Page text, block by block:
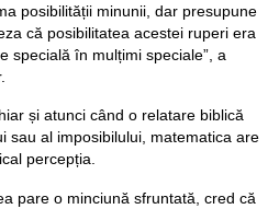
posibilității minunii, dar presupune
că posibilitatea acestei ruperi era
specială în mulțimi speciale”, a
și atunci când o relatare biblică
sau al imposibilului, matematica are
percepția.
pare o minciună sfruntată, cred că